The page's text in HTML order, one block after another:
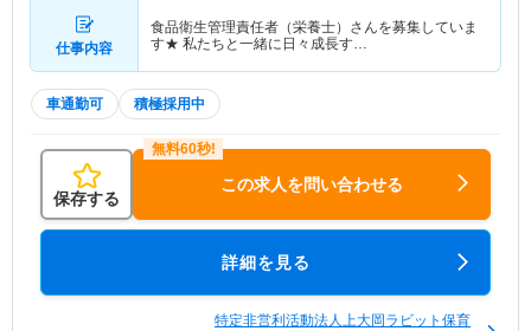
仕事内容
食品衛生管理責任者（栄養士）さんを募集していま
す★ 私たちと一緒に日々成長す…
車通勤可 積極採用中
保存する
この求人を問い合わせる
詳細を見る
特定非営利活動法人上大岡ラビット保育